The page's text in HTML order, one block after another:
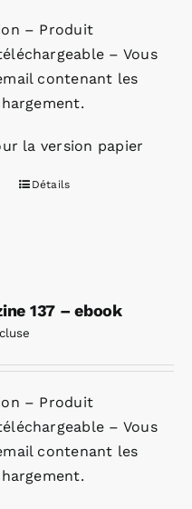
– Produit
– Vous
contenant les
la version papier
Détails
137 – ebook
– Produit
– Vous
contenant les